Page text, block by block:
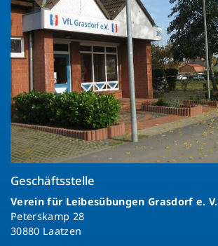
Geschäftsstelle
Verein für Leibesübungen Grasdorf e. V.
Peterskamp 28
30880 Laatzen